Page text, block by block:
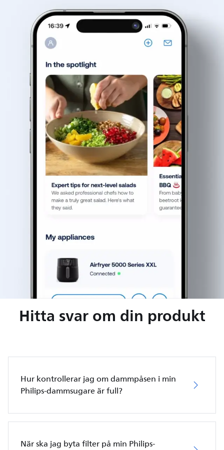
Hitta svar om din produkt
Hur kontrollerar jag om dammpåsen i min
Philips-dammsugare är full?
När ska jag byta filter på min Philips-